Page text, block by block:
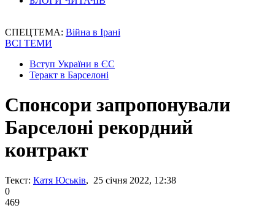
СПЕЦТЕМА: Війна в Ірані
ВСІ ТЕМИ
Вступ України в ЄС
Теракт в Барселоні
Спонсори запропонували
Барселоні рекордний
контракт
Текст: Катя Юськів, 25 січня 2022, 12:38
0
469